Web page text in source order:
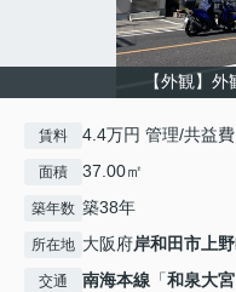
【外観】
賃料 4.4万円 管理/共益
面積 37.00㎡
築年数 築38年
所在地 大阪府岸和田市上
交通 南海本線 「和泉大宮